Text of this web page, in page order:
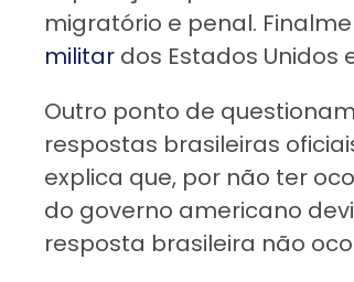
migratório e penal.
militar dos Estados Unidos
Outro ponto de
respostas brasileiras
explica que, por não ter
do governo americano
resposta brasileira não